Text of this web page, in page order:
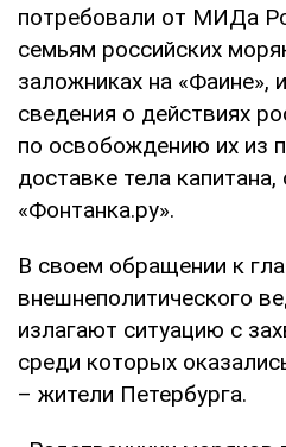
потребовали от МИДа
семьям российских
заложниках на
сведения о действиях
по освобождению их из
доставке тела
«Фонтанка.ру».
В своем обращении к
внешнеполитического
излагают ситуацию с
среди которых
– жители Петербурга.